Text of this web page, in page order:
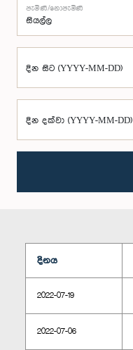
පැමිණි/නොපැමිණි
දින සිට (YYYY-MM-DD)
දින දක්වා (YYYY-MM-DD)
දිනය
2022-07-19
2022-07-06